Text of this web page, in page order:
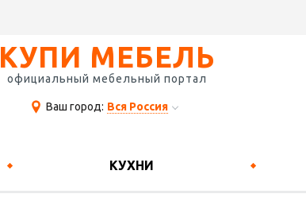
КУПИ МЕБЕЛЬ
официальный мебельный портал
Ваш город: Вся Россия
КУХНИ